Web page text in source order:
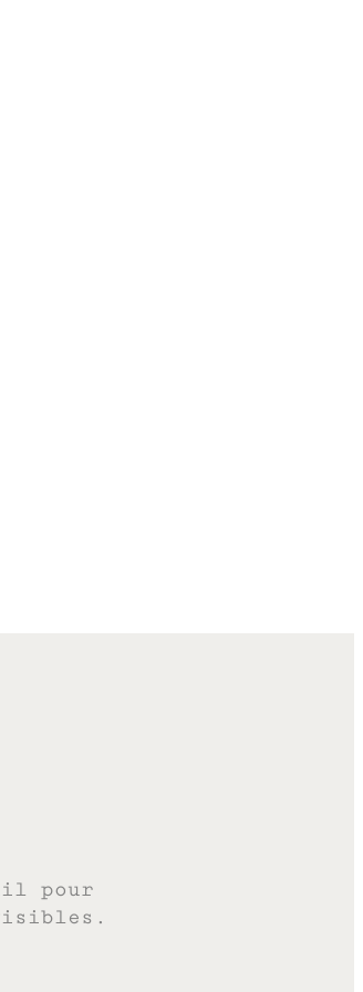
pour